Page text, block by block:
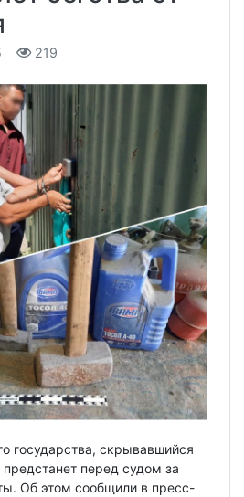
219
государства, скрывавшийся
предстанет перед судом за
Об этом сообщили в пресс-